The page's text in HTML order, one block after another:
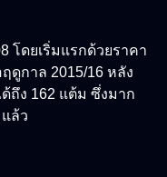
โดยเริ่มแรกด้วยราคา
ดูกาล 2015/16 หลัง
ถึง 162 แต้ม ซึ่งมาก
ล้ว